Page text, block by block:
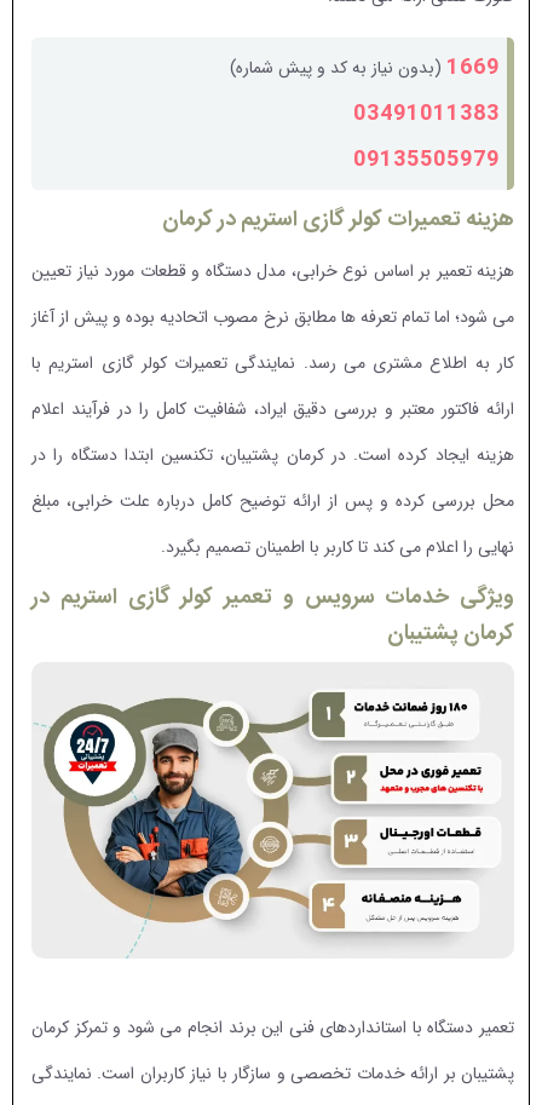
1669 (بدون نیاز به کد و پیش شماره)
03491011383
09135505979
هزینه تعمیرات کولر گازی استریم در کرمان
هزینه تعمیر بر اساس نوع خرابی، مدل دستگاه و قطعات مورد نیاز تعیین
می شود؛ اما تمام تعرفه ها مطابق نرخ مصوب اتحادیه بوده و پیش از آغاز
کار به اطلاع مشتری می رسد. نمایندگی تعمیرات کولر گازی استریم با
ارائه فاکتور معتبر و بررسی دقیق ایراد، شفافیت کامل را در فرآیند اعلام
هزینه ایجاد کرده است. در کرمان پشتیبان، تکنسین ابتدا دستگاه را در
محل بررسی کرده و پس از ارائه توضیح کامل درباره علت خرابی، مبلغ
نهایی را اعلام می کند تا کاربر با اطمینان تصمیم بگیرد.
ویژگی خدمات سرویس و تعمیر کولر گازی استریم در
کرمان پشتیبان
تعمیر دستگاه با استانداردهای فنی این برند انجام می شود و تمرکز کرمان
پشتیبان بر ارائه خدمات تخصصی و سازگار با نیاز کاربران است. نمایندگی